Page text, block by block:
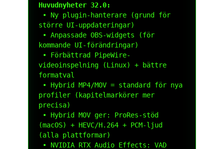
Huvudnyheter 32.0:
större UI-uppdateringar)
kommande UI-förändringar)
videoinspelning (Linux) + bättre
formatval
profiler (kapitelmarkörer mer
precisa)
(macOS) + HEVC/H.264 + PCM-ljud
(alla plattformar)